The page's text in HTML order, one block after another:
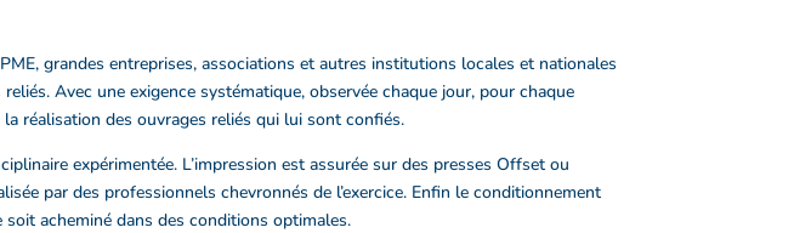
grandes entreprises, associations et autres institutions locales et nationales
Avec une exigence systématique, observée chaque jour, pour chaque
réalisation des ouvrages reliés qui lui sont confiés.
expérimentée. L’impression est assurée sur des presses Offset ou
par des professionnels chevronnés de l’exercice. Enfin le conditionnement
acheminé dans des conditions optimales.